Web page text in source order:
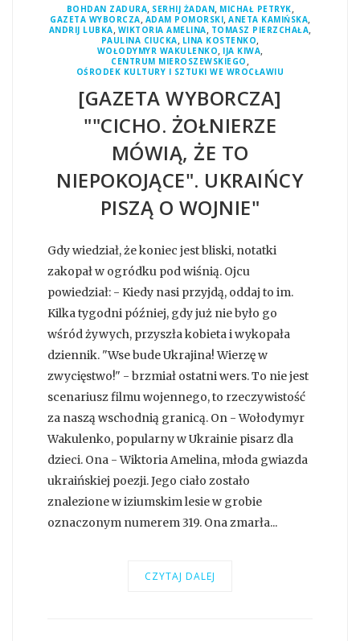
BOHDAN ZADURA, SERHIJ ŻADAN, MICHAŁ PETRYK,
GAZETA WYBORCZA, ADAM POMORSKI, ANETA KAMIŃSKA,
ANDRIJ LUBKA, WIKTORIA AMELINA, TOMASZ PIERZCHAŁA,
PAULINA CIUCKA, LINA KOSTENKO,
WOŁODYMYR WAKULENKO, IJA KIWA,
CENTRUM MIEROSZEWSKIEGO ,
OŚRODEK KULTURY I SZTUKI WE WROCŁAWIU
[GAZETA WYBORCZA]
""CICHO. ŻOŁNIERZE
MÓWIĄ, ŻE TO
NIEPOKOJĄCE". UKRAIŃCY
PISZĄ O WOJNIE"
Gdy wiedział, że koniec jest bliski, notatki
zakopał w ogródku pod wiśnią. Ojcu
powiedział: - Kiedy nasi przyjdą, oddaj to im.
Kilka tygodni później, gdy już nie było go
wśród żywych, przyszła kobieta i wykopała
dziennik. "Wse bude Ukrajina! Wierzę w
zwycięstwo!" - brzmiał ostatni wers. To nie jest
scenariusz filmu wojennego, to rzeczywistość
za naszą wschodnią granicą. On - Wołodymyr
Wakulenko, popularny w Ukrainie pisarz dla
dzieci. Ona - Wiktoria Amelina, młoda gwiazda
ukraińskiej poezji. Jego ciało zostało
znalezione w iziumskim lesie w grobie
oznaczonym numerem 319. Ona zmarła...
CZYTAJ DALEJ